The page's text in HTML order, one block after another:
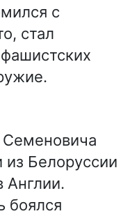
с
стал
Семеновича
Белоруссии
Англии.
боялся